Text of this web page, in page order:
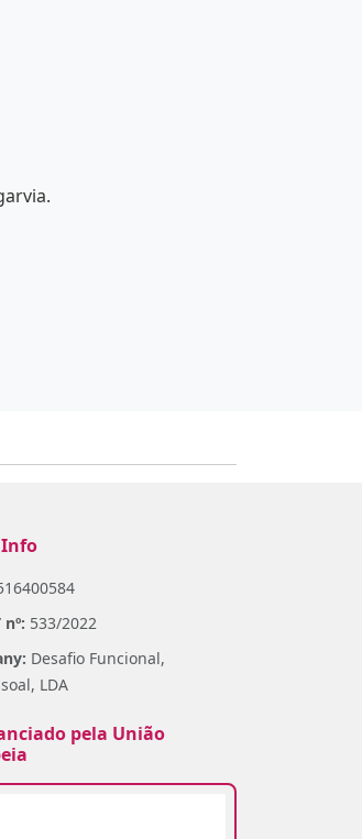
nº: 533/2022
Desafio Funcional,
LDA
pela União